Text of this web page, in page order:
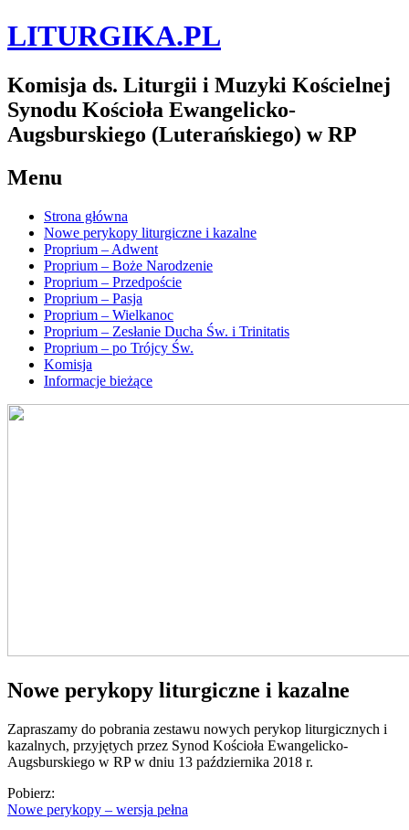
LITURGIKA.PL
Komisja ds. Liturgii i Muzyki Kościelnej
Synodu Kościoła Ewangelicko-
Augsburskiego (Luterańskiego) w RP
Menu
Strona główna
Nowe perykopy liturgiczne i kazalne
Proprium – Adwent
Proprium – Boże Narodzenie
Proprium – Przedpoście
Proprium – Pasja
Proprium – Wielkanoc
Proprium – Zesłanie Ducha Św. i Trinitatis
Proprium – po Trójcy Św.
Komisja
Informacje bieżące
Nowe perykopy liturgiczne i kazalne
Zapraszamy do pobrania zestawu nowych perykop liturgicznych i
kazalnych, przyjętych przez Synod Kościoła Ewangelicko-
Augsburskiego w RP w dniu 13 października 2018 r.
Pobierz:
Nowe perykopy – wersja pełna